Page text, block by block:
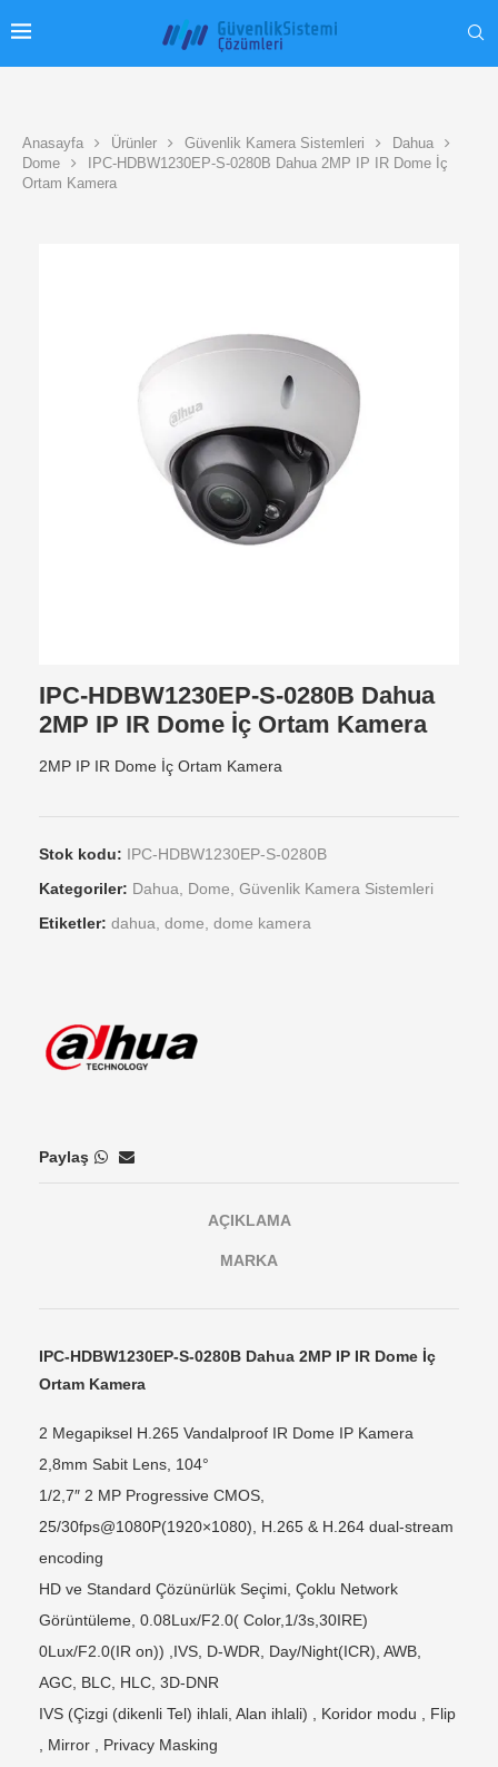
Anasayfa Ürünler Güvenlik Kamera Sistemleri
Dahua
Dome
IPC-HDBW1230EP-S-0280B Dahua 2MP IP IR Dome İç
Ortam Kamera
IPC-HDBW1230EP-S-0280B Dahua
2MP IP IR Dome İç Ortam Kamera
2MP IP IR Dome İç Ortam Kamera
Stok kodu: IPC-HDBW1230EP-S-0280B
Kategoriler: Dahua Dome Güvenlik Kamera Sistemleri
Etiketler: dahua dome dome kamera
Paylaş
AÇIKLAMA
MARKA
IPC-HDBW1230EP-S-0280B Dahua 2MP IP IR Dome İç
Ortam Kamera
2 Megapiksel H.265 Vandalproof IR Dome IP Kamera
2,8mm Sabit Lens, 104°
1/2,7″ 2 MP Progressive CMOS,
25/30fps@1080P(1920×1080), H.265 & H.264 dual-stream
encoding
HD ve Standard Çözünürlük Seçimi, Çoklu Network
Görüntüleme, 0.08Lux/F2.0( Color,1/3s,30IRE)
0Lux/F2.0(IR on)) ,IVS, D-WDR, Day/Night(ICR), AWB,
AGC, BLC, HLC, 3D-DNR
IVS (Çizgi (dikenli Tel) ihlali, Alan ihlali) , Koridor modu , Flip
, Mirror , Privacy Masking